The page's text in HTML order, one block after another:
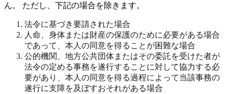
ん。 ただし、下記の場合を除きます。
法令に基づき要請された場合
人命、身体または財産の保護のために必要がある場合
であって、本人の同意を得ることが困難な場合
公的機関、地方公共団体またはその委託を受けた者が
法令の定める事務を遂行することに対して協力する必
要があり、本人の同意を得る過程によって当該事務の
遂行に支障を及ぼすおそれがある場合